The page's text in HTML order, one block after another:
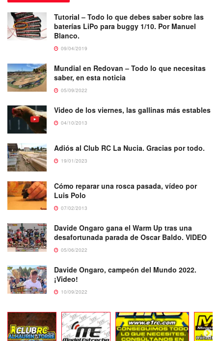
Tutorial – Todo lo que debes saber sobre las
baterías LiPo para buggy 1/10. Por Manuel
Blanco.
09/04/2019
Mundial en Redovan – Todo lo que necesitas
saber, en esta noticia
05/09/2022
Video de los viernes, las gallinas más estables
04/10/2013
Adiós al Club RC La Nucia. Gracias por todo.
19/01/2023
Cómo reparar una rosca pasada, vídeo por
Luis Polo
07/02/2013
Davide Ongaro gana el Warm Up tras una
desafortunada parada de Oscar Baldo. VIDEO
05/06/2022
Davide Ongaro, campeón del Mundo 2022.
¡Video!
10/09/2022